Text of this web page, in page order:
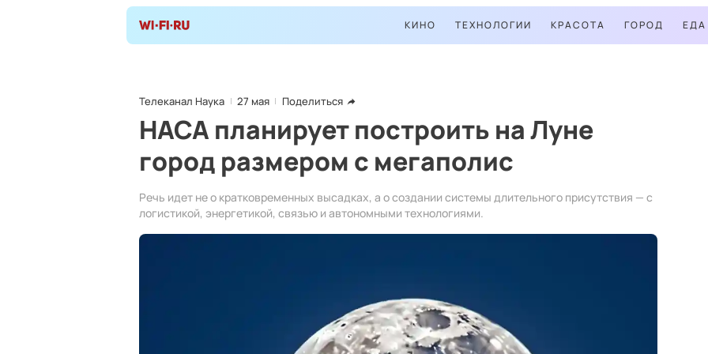
КИНО ТЕХНОЛОГИИ КРАСОТА ГОРОД ЕДА
Телеканал Наука 27 мая Поделиться
НАСА планирует построить на Луне
город размером с мегаполис
Речь идет не о кратковременных высадках, а о создании системы длительного присутствия — с
логистикой, энергетикой, связью и автономными технологиями.